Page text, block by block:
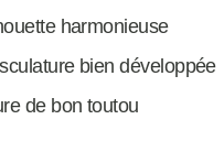
harmonieuse
bien développée
de bon toutou